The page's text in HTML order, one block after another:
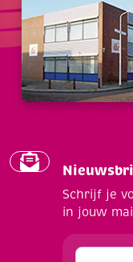
Schrijf je
in jouw